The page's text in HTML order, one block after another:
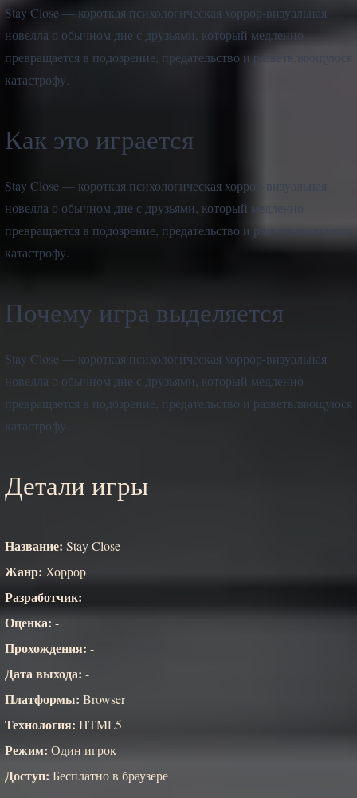
Stay Close — короткая психологическая хоррор-визуальная
новелла о обычном дне с друзьями, который медленно
превращается в подозрение, предательство и разветвляющуюся
катастрофу.
Как это играется
Stay Close — короткая психологическая хоррор-визуальная
новелла о обычном дне с друзьями, который медленно
превращается в подозрение, предательство и разветвляющуюся
катастрофу.
Почему игра выделяется
Stay Close — короткая психологическая хоррор-визуальная
новелла о обычном дне с друзьями, который медленно
превращается в подозрение, предательство и разветвляющуюся
катастрофу.
Детали игры
Название: Stay Close
Жанр: Хоррор
Разработчик: -
Оценка: -
Прохождения: -
Дата выхода: -
Платформы: Browser
Технология: HTML5
Режим: Один игрок
Доступ: Бесплатно в браузере